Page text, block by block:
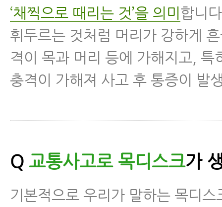
‘채찍으로 때리는 것’을 의미 합니
휘두르는 것처럼 머리가 강하게
격이 목과 머리 등에 가해지고, 특
충격이 가해져 사고 후 통증이 발
Q 교통사고로 목디스크가
기본적으로 우리가 말하는 목디스